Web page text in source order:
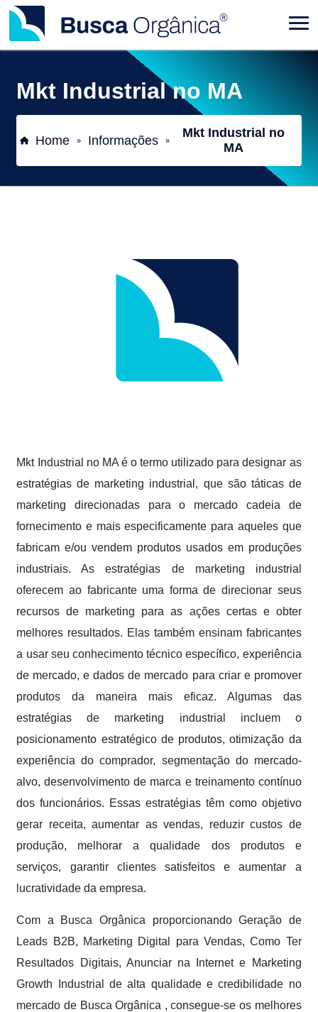
Mkt Industrial no MA
Home » Informações »
Mkt Industrial no
MA
Mkt Industrial no MA é o termo utilizado para designar as
estratégias de marketing industrial, que são táticas de
marketing direcionadas para o mercado cadeia de
fornecimento e mais especificamente para aqueles que
fabricam e/ou vendem produtos usados em produções
industriais. As estratégias de marketing industrial
oferecem ao fabricante uma forma de direcionar seus
recursos de marketing para as ações certas e obter
melhores resultados. Elas também ensinam fabricantes
a usar seu conhecimento técnico específico, experiência
de mercado, e dados de mercado para criar e promover
produtos da maneira mais eficaz. Algumas das
estratégias de marketing industrial incluem o
posicionamento estratégico de produtos, otimização da
experiência do comprador, segmentação do mercado-
alvo, desenvolvimento de marca e treinamento contínuo
dos funcionários. Essas estratégias têm como objetivo
gerar receita, aumentar as vendas, reduzir custos de
produção, melhorar a qualidade dos produtos e
serviços, garantir clientes satisfeitos e aumentar a
lucratividade da empresa.
Com a Busca Orgânica proporcionando Geração de
Leads B2B, Marketing Digital para Vendas, Como Ter
Resultados Digitais, Anunciar na Internet e Marketing
Growth Industrial de alta qualidade e credibilidade no
mercado de Busca Orgânica , consegue-se os melhores